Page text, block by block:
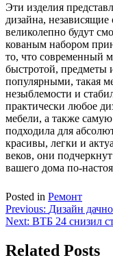
Эти изделия
дизайна,
великолепно будут
кованым набором
то, что современный
быстротой, предметы
популярными, такая
незыблемости и
практически любое
мебели, а также
подходила для
красивы, легки и
веков, они
вашего дома по-
Posted in Ремонт
Навигация
по
записям
Previous: Дизайн
Next: ВТБ 24 снизил
Related Posts